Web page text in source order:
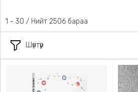
Шүүлтүүр
1 - 30 / Нийт 2506 бараа